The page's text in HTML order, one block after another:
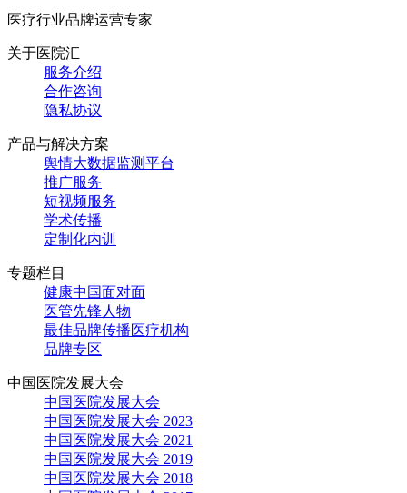
医疗行业品牌运营专家
关于医院汇
服务介绍
合作咨询
隐私协议
产品与解决方案
舆情大数据监测平台
推广服务
短视频服务
学术传播
定制化内训
专题栏目
健康中国面对面
医管先锋人物
最佳品牌传播医疗机构
品牌专区
中国医院发展大会
中国医院发展大会
中国医院发展大会 2023
中国医院发展大会 2021
中国医院发展大会 2019
中国医院发展大会 2018